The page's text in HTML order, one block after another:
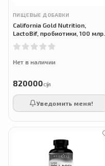
ПИЩЕВЫЕ ДОБАВКИ
California Gold Nutrition,
LactoBif, пробиотики, 100 млрд
КОЕ, 60 растительных капсул
Нет в наличии
820000сӯм
Уведомить меня!